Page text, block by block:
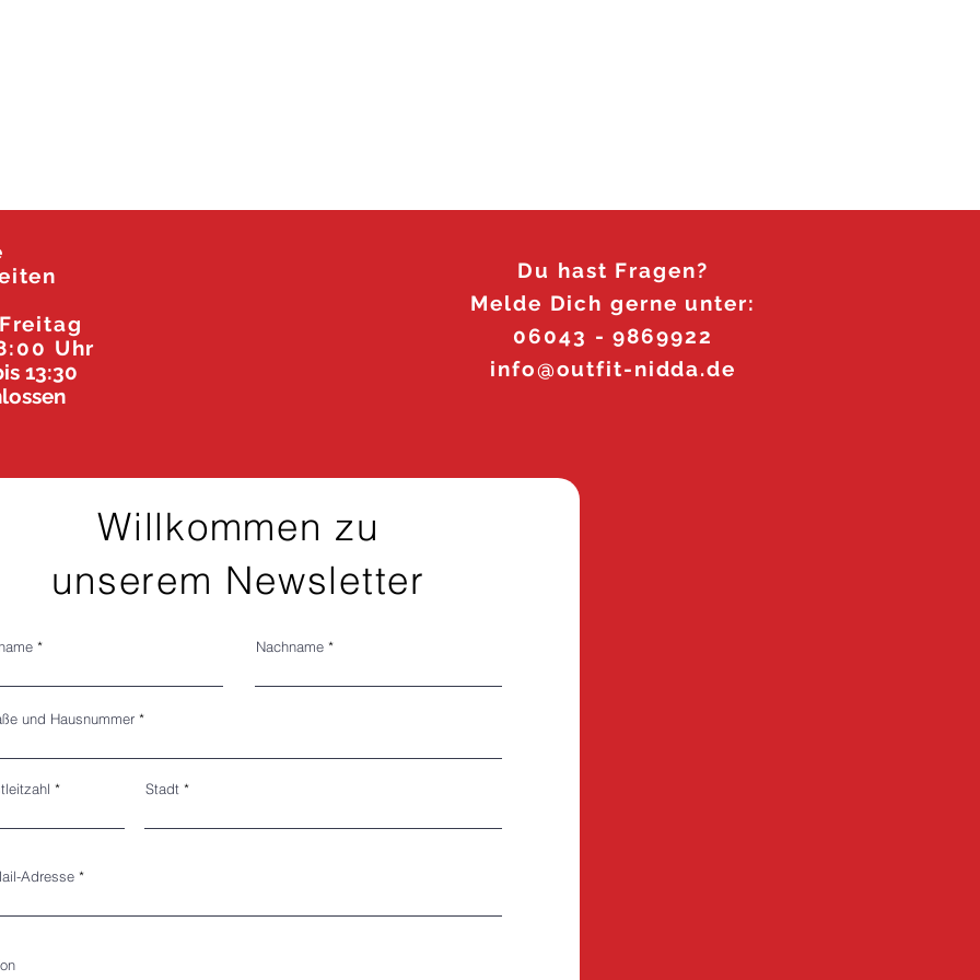
reitag
Uhr
13:30
Du hast Fragen?
Melde Dich gerne unter:
06043 - 9869922
info@outfit-nidda.de
Willkommen zu
unserem Newsletter
Nachname
und Hausnummer
Stadt
Adresse